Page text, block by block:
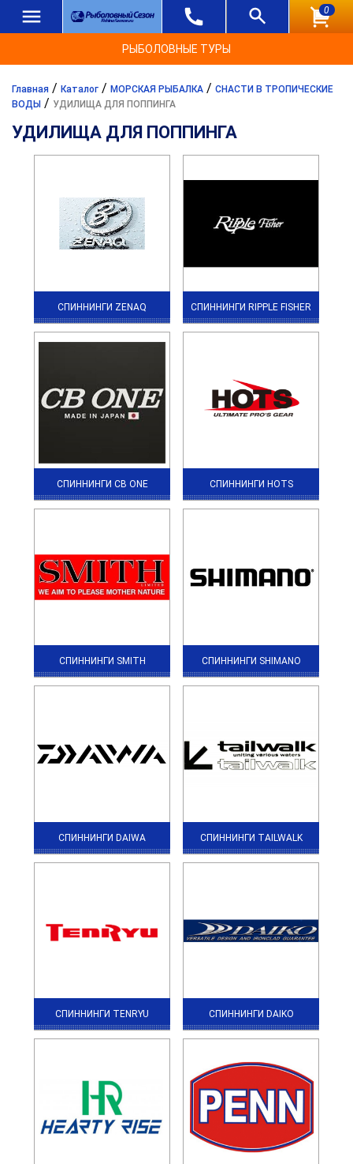
0
РЫБОЛОВНЫЕ ТУРЫ
Главная / Каталог / МОРСКАЯ РЫБАЛКА / СНАСТИ В ТРОПИЧЕСКИЕ
ВОДЫ / УДИЛИЩА ДЛЯ ПОППИНГА
УДИЛИЩА ДЛЯ ПОППИНГА
СПИННИНГИ ZENAQ СПИННИНГИ RIPPLE FISHER
СПИННИНГИ CB ONE СПИННИНГИ HOTS
СПИННИНГИ SMITH СПИННИНГИ SHIMANO
СПИННИНГИ DAIWA СПИННИНГИ TAILWALK
СПИННИНГИ TENRYU СПИННИНГИ DAIKO